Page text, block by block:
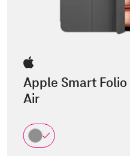
Apple Smart Folio
Air